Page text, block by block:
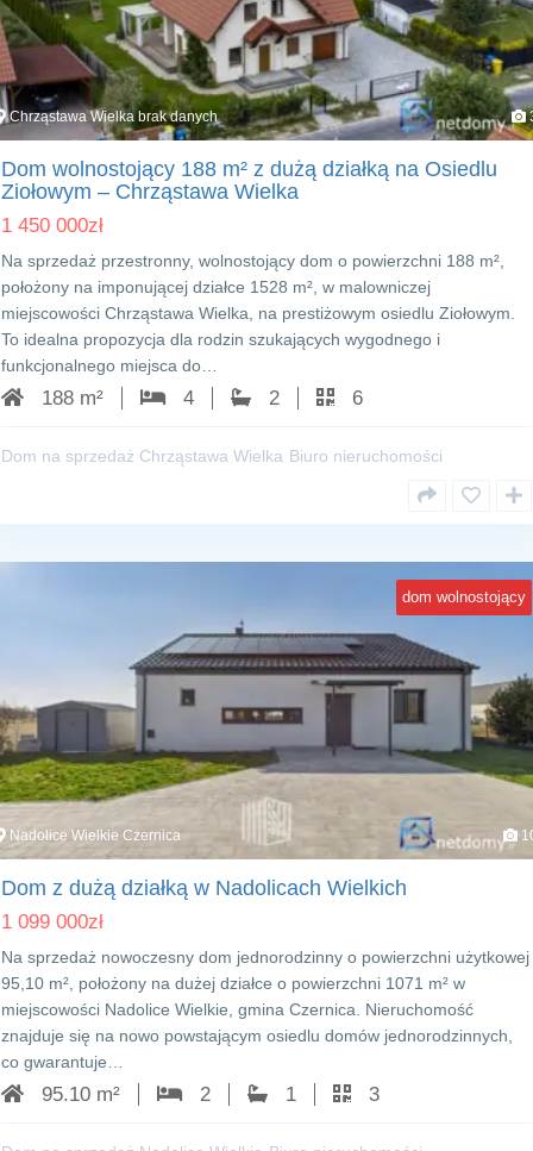
Chrząstawa Wielka brak danych
Dom wolnostojący 188 m² z dużą działką na Osiedlu
Ziołowym – Chrząstawa Wielka
1 450 000zł
Na sprzedaż przestronny, wolnostojący dom o powierzchni 188 m²,
położony na imponującej działce 1528 m², w malowniczej
miejscowości Chrząstawa Wielka, na prestiżowym osiedlu Ziołowym.
To idealna propozycja dla rodzin szukających wygodnego i
funkcjonalnego miejsca do…
188 m² 4 2 6
Dom na sprzedaż Chrząstawa Wielka Biuro nieruchomości
dom wolnostojący
Nadolice Wielkie Czernica
Dom z dużą działką w Nadolicach Wielkich
1 099 000zł
Na sprzedaż nowoczesny dom jednorodzinny o powierzchni użytkowej
95,10 m², położony na dużej działce o powierzchni 1071 m² w
miejscowości Nadolice Wielkie, gmina Czernica. Nieruchomość
znajduje się na nowo powstającym osiedlu domów jednorodzinnych,
co gwarantuje…
95.10 m² 2 1 3